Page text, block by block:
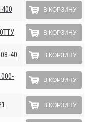
В КОРЗИНУ
В КОРЗИНУ
40 В КОРЗИНУ
В КОРЗИНУ
В КОРЗИНУ